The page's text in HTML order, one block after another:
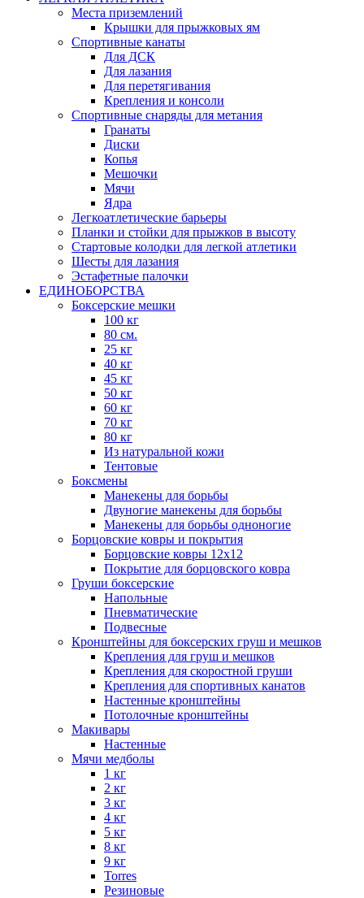
Места приземлений
Крышки для прыжковых ям
Спортивные канаты
Для ДСК
Для лазания
Для перетягивания
Крепления и консоли
Спортивные снаряды для метания
Гранаты
Диски
Копья
Мешочки
Мячи
Ядра
Легкоатлетические барьеры
Планки и стойки для прыжков в высоту
Стартовые колодки для легкой атлетики
Шесты для лазания
Эстафетные палочки
ЕДИНОБОРСТВА
Боксерские мешки
100 кг
80 см.
25 кг
40 кг
45 кг
50 кг
60 кг
70 кг
80 кг
Из натуральной кожи
Тентовые
Боксмены
Манекены для борьбы
Двуногие манекены для борьбы
Манекены для борьбы одноногие
Борцовские ковры и покрытия
Борцовские ковры 12х12
Покрытие для борцовского ковра
Груши боксерские
Напольные
Пневматические
Подвесные
Кронштейны для боксерских груш и мешков
Крепления для груш и мешков
Крепления для скоростной груши
Крепления для спортивных канатов
Настенные кронштейны
Потолочные кронштейны
Макивары
Настенные
Мячи медболы
1 кг
2 кг
3 кг
4 кг
5 кг
8 кг
9 кг
Torres
Резиновые